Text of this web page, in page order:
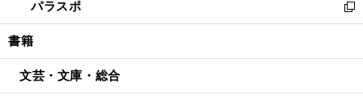
で
開
ド
ウ
開
ィ
ン
ウ
開
い
ウ
ン
ウ
パラスポ
新
し
ウ
ン
書籍
文芸・文庫・総合